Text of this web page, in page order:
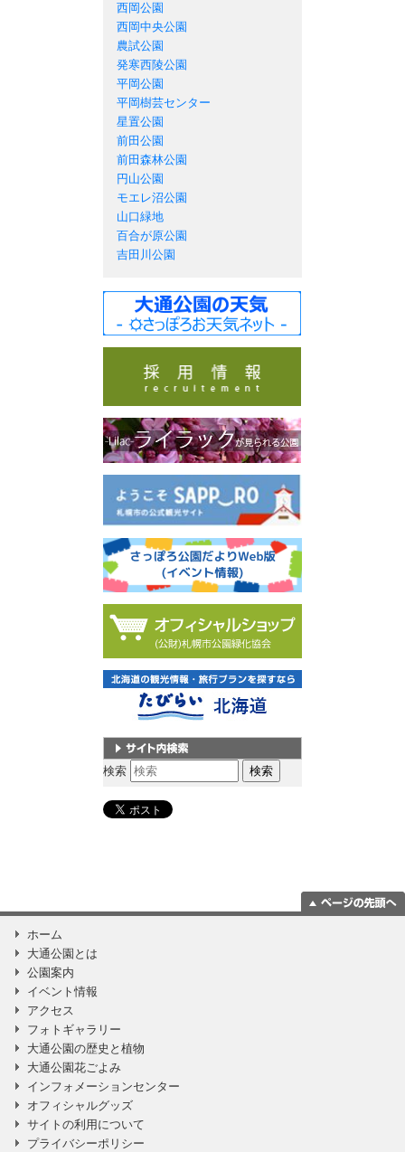
西岡公園
西岡中央公園
農試公園
発寒西陵公園
平岡公園
平岡樹芸センター
星置公園
前田公園
前田森林公園
円山公園
モエレ沼公園
山口緑地
百合が原公園
吉田川公園
サイト内検索
検索
ホーム
大通公園とは
公園案内
イベント情報
アクセス
フォトギャラリー
大通公園の歴史と植物
大通公園花ごよみ
インフォメーションセンター
オフィシャルグッズ
サイトの利用について
プライバシーポリシー